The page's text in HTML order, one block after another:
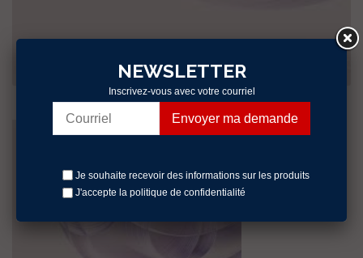
NEWSLETTER
Inscrivez-vous avec votre courriel
Je souhaite recevoir des informations sur les produits
J'accepte la politique de confidentialité